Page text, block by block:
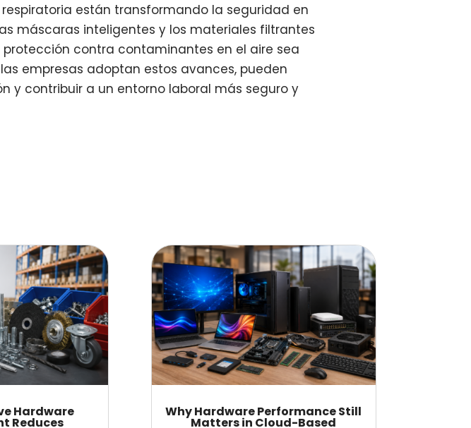
están transformando la seguridad en
máscaras inteligentes y los materiales filtrantes
contra contaminantes en el aire sea
empresas adoptan estos avances, pueden
y contribuir a un entorno laboral más seguro y
Hardware
Reduces
Why Hardware Performance Still
Matters in Cloud-Based